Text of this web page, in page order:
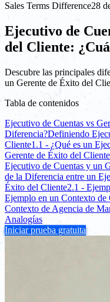
Sales Terms Difference28
Ejecutivo de
del Cliente:
Descubre las principales
un Gerente de Éxito del
Tabla de contenidos
Ejecutivo de Cuentas vs
Diferencia?Definiendo
Cliente1.1 - ¿Qué es un
Gerente de Éxito del
Ejecutivo de Cuentas y un
de la Diferencia entre un
Éxito del Cliente2.1 -
Ejemplo en un Contexto de
Contexto de Agencia de
Analogías
Iniciar prueba gratuita